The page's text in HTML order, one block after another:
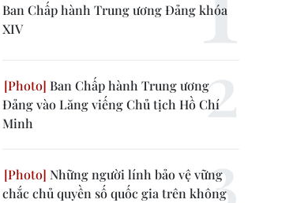
Ban Chấp hành Trung ương Đảng khóa
XIV
Ban Chấp hành Trung ương
Đảng vào Lăng viếng Chủ tịch Hồ Chí
Minh
Những người lính bảo vệ vững
chắc chủ quyền số quốc gia trên không